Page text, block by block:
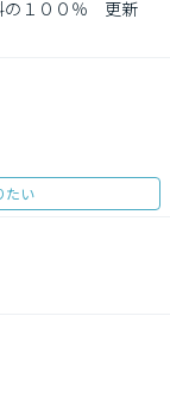
１００％　更新
たい